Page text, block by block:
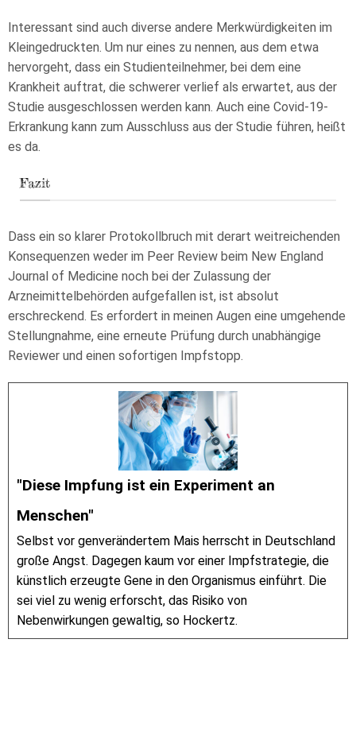
Interessant sind auch diverse andere Merkwürdigkeiten im
Kleingedruckten. Um nur eines zu nennen, aus dem etwa
hervorgeht, dass ein Studienteilnehmer, bei dem eine
Krankheit auftrat, die schwerer verlief als erwartet, aus der
Studie ausgeschlossen werden kann. Auch eine Covid-19-
Erkrankung kann zum Ausschluss aus der Studie führen, heißt
es da.
Fazit
Dass ein so klarer Protokollbruch mit derart weitreichenden
Konsequenzen weder im Peer Review beim New England
Journal of Medicine noch bei der Zulassung der
Arzneimittelbehörden aufgefallen ist, ist absolut
erschreckend. Es erfordert in meinen Augen eine umgehende
Stellungnahme, eine erneute Prüfung durch unabhängige
Reviewer und einen sofortigen Impfstopp.
"Diese Impfung ist ein Experiment an
Menschen"
Selbst vor genverändertem Mais herrscht in Deutschland
große Angst. Dagegen kaum vor einer Impfstrategie, die
künstlich erzeugte Gene in den Organismus einführt. Die
sei viel zu wenig erforscht, das Risiko von
Nebenwirkungen gewaltig, so Hockertz.